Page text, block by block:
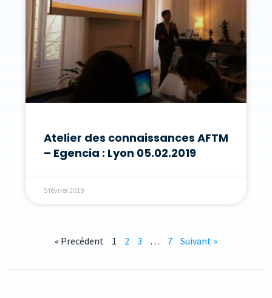
Atelier des connaissances AFTM
– Egencia : Lyon 05.02.2019
5 février 2019
« Precédent 1 2 3 … 7 Suivant »